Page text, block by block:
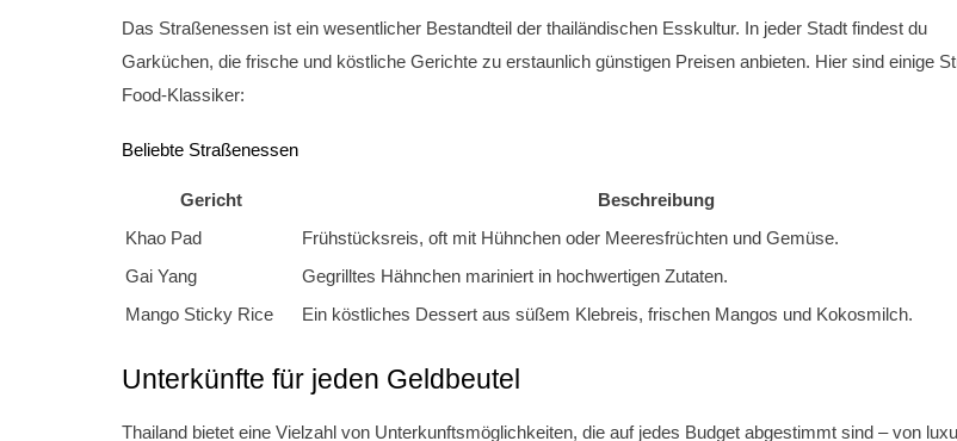
Das Straßenessen ist ein wesentlicher Bestandteil der thailändischen Esskultur. In jeder Stadt findest du
Garküchen, die frische und köstliche Gerichte zu erstaunlich günstigen Preisen anbieten. Hier sind einige
Food-Klassiker:
Beliebte Straßenessen
Gericht
Beschreibung
Khao Pad
Frühstücksreis, oft mit Hühnchen oder Meeresfrüchten und Gemüse.
Gai Yang
Gegrilltes Hähnchen mariniert in hochwertigen Zutaten.
Mango Sticky Rice
Ein köstliches Dessert aus süßem Klebreis, frischen Mangos und Kokosmilch.
Unterkünfte für jeden Geldbeutel
Thailand bietet eine Vielzahl von Unterkunftsmöglichkeiten, die auf jedes Budget abgestimmt sind – von